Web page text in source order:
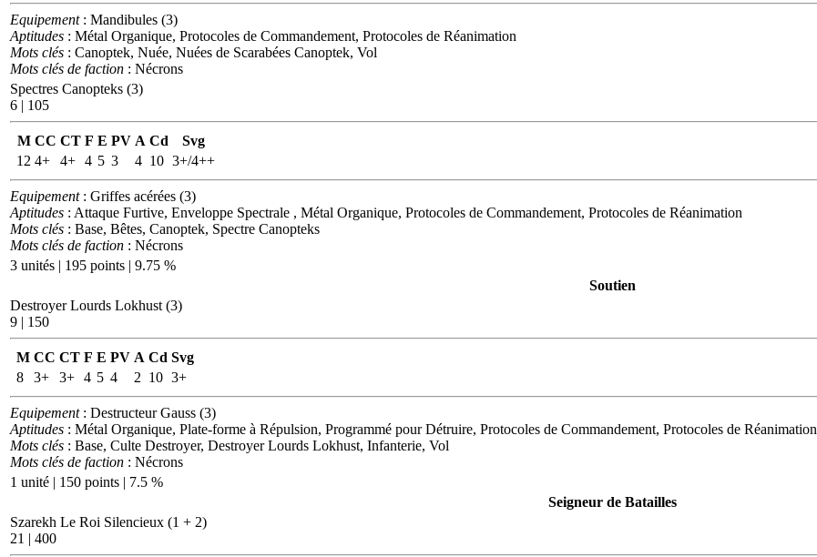
Equipement: Mandibules (3)
Aptitudes : Métal Organique, Protocoles de Commandement, Protocoles de Réanimation
Mots clés : Canoptek, Nuée, Nuées de Scarabées Canoptek, Vol
Mots clés de faction : Nécrons
Spectres Canopteks (3)
6 | 105
M CC CT F E PV A Cd
Svg
12 4+ 4+ 4 5 3 4 10 3+/4++
Equipement: Griffes acérées (3)
Aptitudes : Attaque Furtive, Enveloppe Spectrale , Métal Organique, Protocoles de Commandement, Protocoles de Réanimation
Mots clés : Base, Bêtes, Canoptek, Spectre Canopteks
Mots clés de faction : Nécrons
3 unités | 195 points | 9.75 %
Soutien
Destroyer Lourds Lokhust (3)
9 | 150
M CC CT F E PV A Cd Svg
8
3+ 3+ 4 5 4 2 10 3+
Equipement: Destructeur Gauss (3)
Aptitudes : Métal Organique, Plate-forme à Répulsion, Programmé pour Détruire, Protocoles de Commandement, Protocoles de Réanimation
Mots clés : Base, Culte Destroyer, Destroyer Lourds Lokhust, Infanterie, Vol
Mots clés de faction : Nécrons
1 unité | 150 points | 7.5 %
Seigneur de Batailles
Szarekh Le Roi Silencieux (1 + 2)
21 | 400